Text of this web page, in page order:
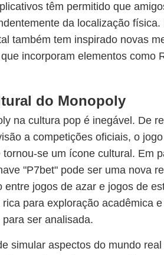
têm permitido que
da localização física.
também tem inspirado novas
incorporam elementos como
do Monopoly
na cultura pop é inegável. De
a competições oficiais, o
se um ícone cultural. Em
"P7bet" pode ser uma nova
entre jogos de azar e jogos de
para exploração acadêmica
ser analisada.
simular aspectos do mundo